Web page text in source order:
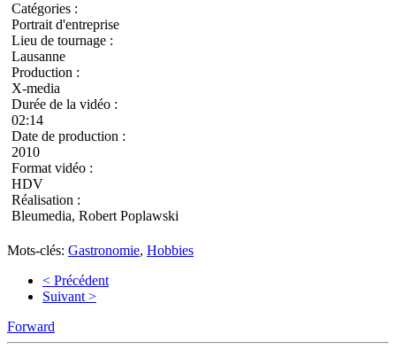
Catégories :
Portrait d'entreprise
Lieu de tournage :
Lausanne
Production :
X-media
Durée de la vidéo :
02:14
Date de production :
2010
Format vidéo :
HDV
Réalisation :
Bleumedia, Robert Poplawski
Mots-clés: Gastronomie, Hobbies
< Précédent
Suivant >
Forward